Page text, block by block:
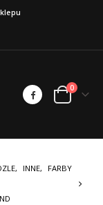
0
, INNE, FARBY